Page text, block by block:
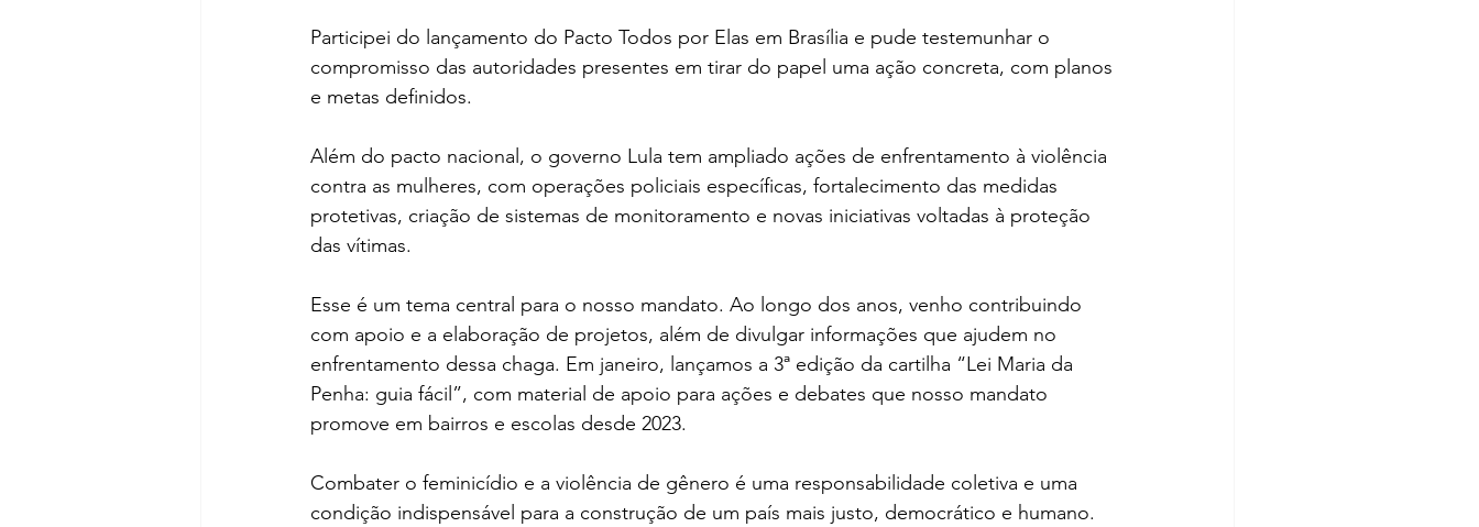
Participei do lançamento do Pacto Todos por Elas em Brasília e pude testemunhar o
compromisso das autoridades presentes em tirar do papel uma ação concreta, com planos
e metas definidos.
Além do pacto nacional, o governo Lula tem ampliado ações de enfrentamento à violência
contra as mulheres, com operações policiais específicas, fortalecimento das medidas
protetivas, criação de sistemas de monitoramento e novas iniciativas voltadas à proteção
das vítimas.
Esse é um tema central para o nosso mandato. Ao longo dos anos, venho contribuindo
com apoio e a elaboração de projetos, além de divulgar informações que ajudem no
enfrentamento dessa chaga. Em janeiro, lançamos a 3ª edição da cartilha “Lei Maria da
Penha: guia fácil”, com material de apoio para ações e debates que nosso mandato
promove em bairros e escolas desde 2023.
Combater o feminicídio e a violência de gênero é uma responsabilidade coletiva e uma
condição indispensável para a construção de um país mais justo, democrático e humano.